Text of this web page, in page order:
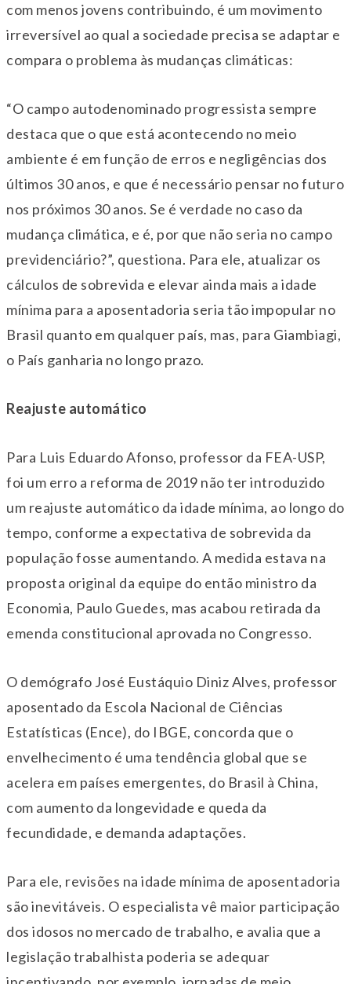
com menos jovens contribuindo, é um movimento
irreversível ao qual a sociedade precisa se adaptar e
compara o problema às mudanças climáticas:
“O campo autodenominado progressista sempre
destaca que o que está acontecendo no meio
ambiente é em função de erros e negligências dos
últimos 30 anos, e que é necessário pensar no futuro
nos próximos 30 anos. Se é verdade no caso da
mudança climática, e é, por que não seria no campo
previdenciário?”, questiona. Para ele, atualizar os
cálculos de sobrevida e elevar ainda mais a idade
mínima para a aposentadoria seria tão impopular no
Brasil quanto em qualquer país, mas, para Giambiagi,
o País ganharia no longo prazo.
Reajuste automático
Para Luis Eduardo Afonso, professor da FEA-USP,
foi um erro a reforma de 2019 não ter introduzido
um reajuste automático da idade mínima, ao longo do
tempo, conforme a expectativa de sobrevida da
população fosse aumentando. A medida estava na
proposta original da equipe do então ministro da
Economia, Paulo Guedes, mas acabou retirada da
emenda constitucional aprovada no Congresso.
O demógrafo José Eustáquio Diniz Alves, professor
aposentado da Escola Nacional de Ciências
Estatísticas (Ence), do IBGE, concorda que o
envelhecimento é uma tendência global que se
acelera em países emergentes, do Brasil à China,
com aumento da longevidade e queda da
fecundidade, e demanda adaptações.
Para ele, revisões na idade mínima de aposentadoria
são inevitáveis. O especialista vê maior participação
dos idosos no mercado de trabalho, e avalia que a
legislação trabalhista poderia se adequar